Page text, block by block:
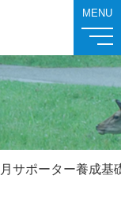
MENU
サポーター養成基